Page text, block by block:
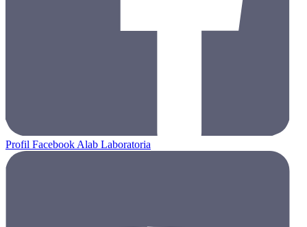
Profil Facebook Alab Laboratoria